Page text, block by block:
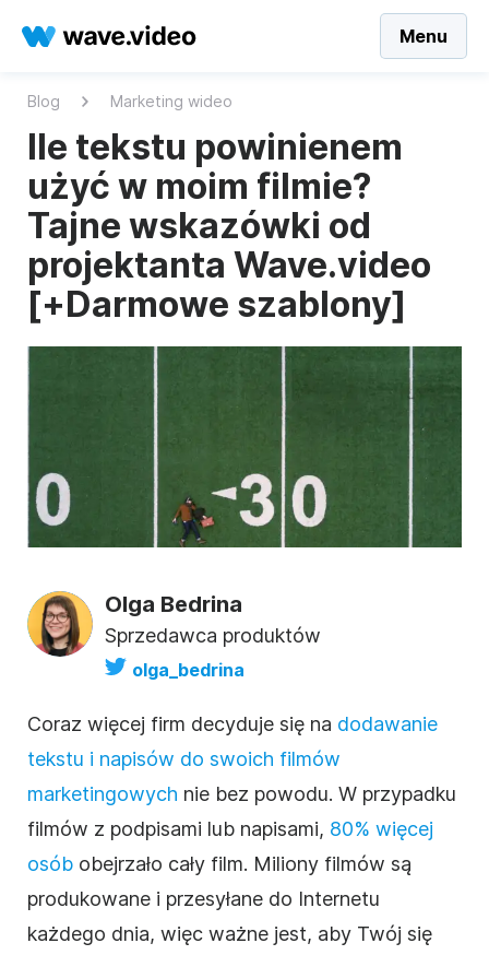
Menu
Blog Marketing wideo
Ile tekstu powinienem
użyć w moim filmie?
Tajne wskazówki od
projektanta Wave.video
[+Darmowe szablony]
Olga Bedrina
Sprzedawca produktów
olga_bedrina
Coraz więcej firm decyduje się na dodawanie
tekstu i napisów do swoich filmów
marketingowych nie bez powodu. W przypadku
filmów z podpisami lub napisami, 80% więcej
osób obejrzało cały film. Miliony filmów są
produkowane i przesyłane do Internetu
każdego dnia, więc ważne jest, aby Twój się